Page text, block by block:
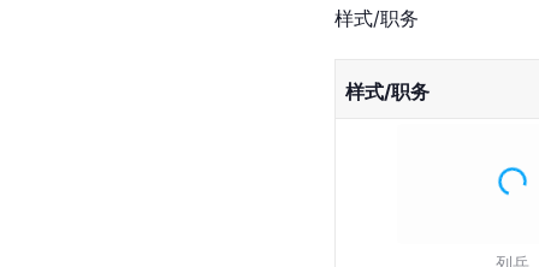
样式/职务
样式/职务
列兵